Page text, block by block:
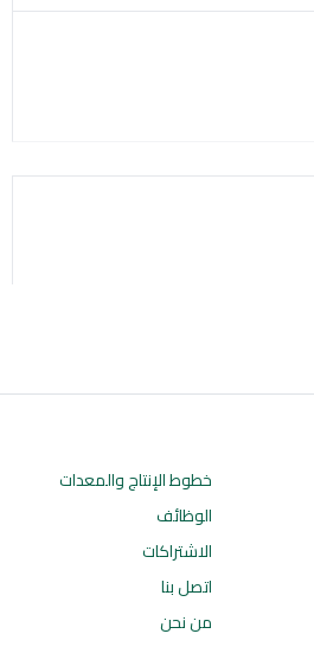
خطوط الإنتاجوالمعدات
الوظائف
الاشتراكات
اتصل بنا
من نحن